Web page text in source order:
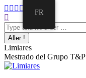
Limiares
Mestrado del Grupo T&P
FR